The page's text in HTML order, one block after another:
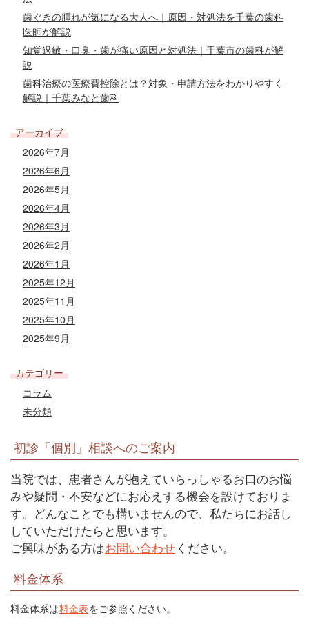
歯ぐきの腫れが気になる大人へ｜原因・対処法を千葉の歯科
医師が解説
知覚過敏・口臭・歯が痛い原因と対処法｜千葉市の歯科が解
説
歯科治療の医療費控除とは？対象・申請方法をわかりやすく
解説｜千葉みなと歯科
アーカイブ
2026年7月
2026年6月
2026年5月
2026年4月
2026年3月
2026年2月
2026年1月
2025年12月
2025年11月
2025年10月
2025年9月
カテゴリー
コラム
未分類
初診「個別」相談へのご案内
当院では、患者さんが抱えていらっしゃるお口のお悩
みや疑問・不安などにお応えする機会を設けておりま
す。どんなことでも構いませんので、私たちにお話し
していただけたらと思います。
ご興味がある方はお問い合わせ ください。
料金体系
料金体系は料金表をご参照ください。